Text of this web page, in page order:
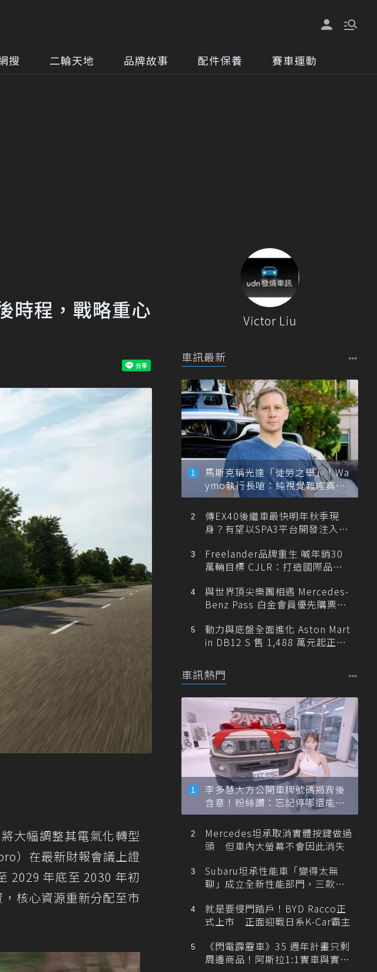
搜 二輪天地 品牌故事 配件保養 賽車運動
時程，戰略重心
大幅調整其電氣化轉型
）在最新財報會議上證
2029 年底至 2030 年初
核心資源重新分配至市
Victor Liu
車訊最新
馬斯克稱光達「徒勞之舉」！Wa
ymo執行長嗆：純視覺難達真正
自動駕駛
傳EX40後繼車最快明年秋季現
身？有望以SPA3平台開發注入80
Freelander品牌重生 喊年銷30
萬輛目標 CJLR：打造國際品牌
與世界頂尖樂團相遇 Mercedes-
Benz Pass 白金會員優先購票維
動力與底盤全面進化 Aston Mart
in DB12 S 售 1,488 萬元起正式
車訊熱門
李多慧大方公開車牌號碼揭背後
含意！粉絲讚：忘記停哪還能幫
忙找車
Mercedes坦承取消實體按鍵做過
頭 但車內大螢幕不會因此消失
Subaru坦承性能車「變得太無
聊」成立全新性能部門，三款手
就是要侵門踏戶！BYD Racco正
式上市 正面迎戰日系K-Car霸主
《閃電霹靂車》35 週年計畫只剩
周邊商品！阿斯拉1:1實車與實體